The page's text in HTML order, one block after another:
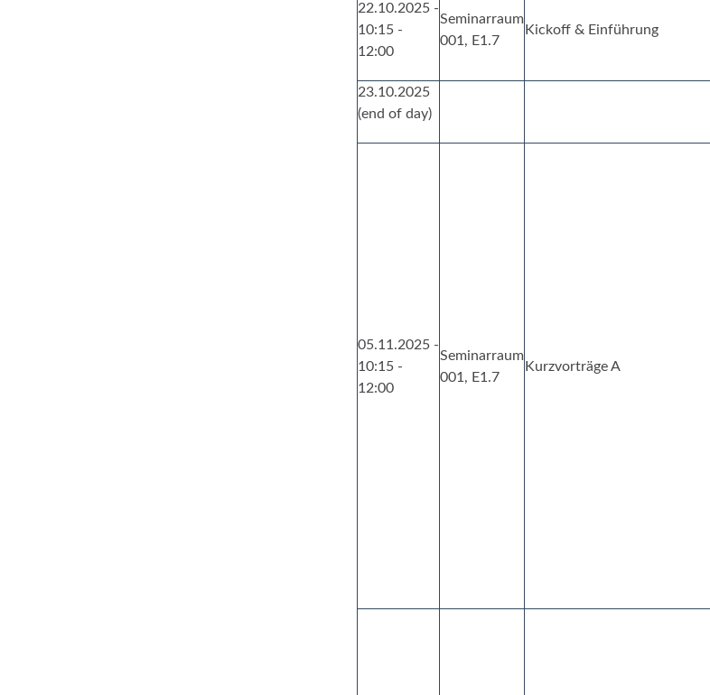
22.10.2025 -
10:15 -
12:00
Seminarraum
001, E1.7
Kickoff & Einführung
23.10.2025
(end of day)
05.11.2025 -
10:15 -
12:00
Seminarraum
001, E1.7
Kurzvorträge A